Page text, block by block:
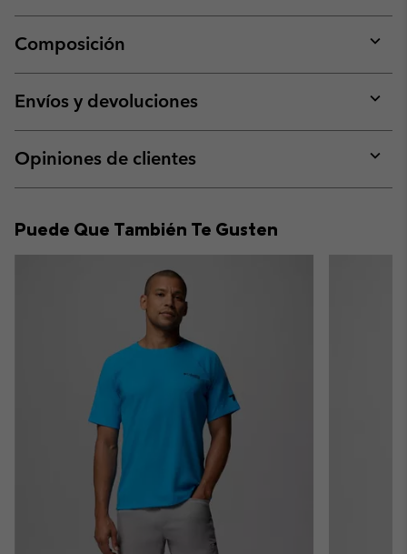
Composición
or
Envíos y devoluciones
or
Opiniones de clientes
or
Puede Que También Te Gusten